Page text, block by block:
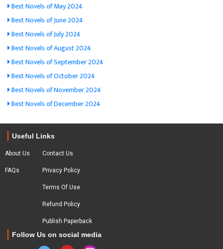
Best Novels of May 2024
Best Novels of June 2024
Best Novels of July 2024
Best Novels of August 2024
Best Novels of September 2024
Best Novels of October 2024
Best Novels of November 2024
Best Novels of December 2024
Useful Links
About Us
FAQs
Contact Us
Privacy Policy
Terms Of Use
Refund Policy
Publish Paperback
Follow Us on social media